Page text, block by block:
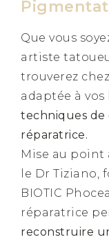
Que vous
artiste
trouverez
adaptée à
techniques
réparatrice.
Mise au point
le Dr Tiziano,
BIOTIC
réparatrice
reconstruire